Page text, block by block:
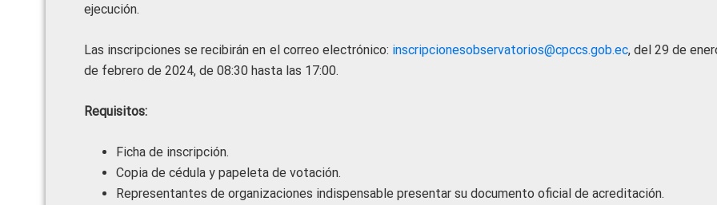
ejecución.
Las inscripciones se recibirán en el correo electrónico: inscripcionesobservatorios@cpccs.gob.ec, del 29 de
de febrero de 2024, de 08:30 hasta las 17:00.
Requisitos:
Ficha de inscripción.
Copia de cédula y papeleta de votación.
Representantes de organizaciones indispensable presentar su documento oficial de acreditación.